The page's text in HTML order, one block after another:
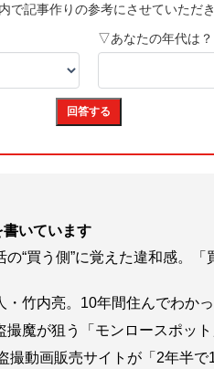
いています
“買う側”に覚えた違和感。
竹内亮。10年間住んでわか
魔が狙う「モンロースポッ
動画販売サイトが「2年半で